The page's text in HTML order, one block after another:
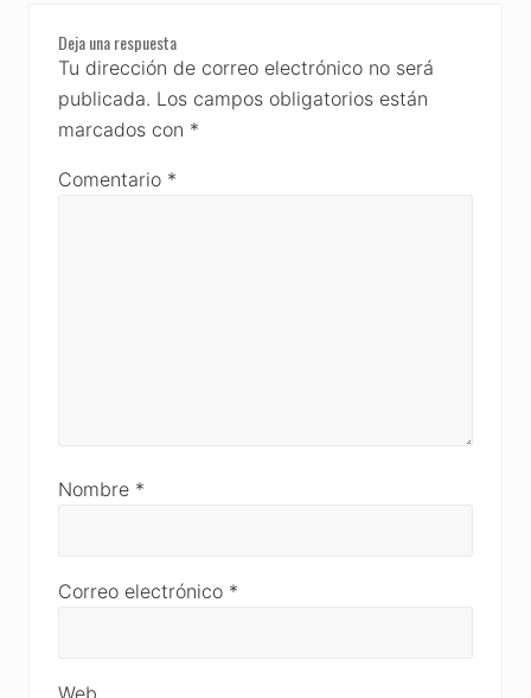
Reader
Interactions
Deja una respuesta
Tu dirección de correo electrónico no será
publicada. Los campos obligatorios están
marcados con *
Comentario *
Nombre *
Correo electrónico *
Web